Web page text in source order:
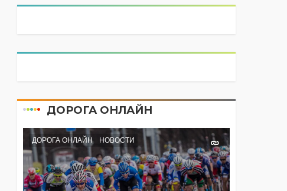
ДОРОГА ОНЛАЙН
ДОРОГА ОНЛАЙН НОВОСТИ